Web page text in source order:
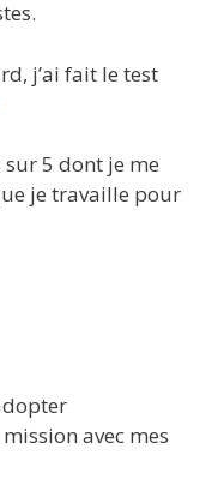
j’ai fait le test
sur 5 dont je me
je travaille pour
avec mes